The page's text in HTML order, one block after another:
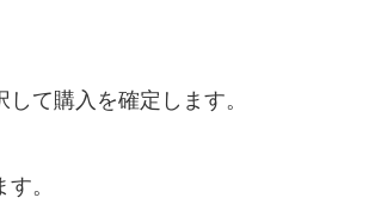
て購入を確定します。
。